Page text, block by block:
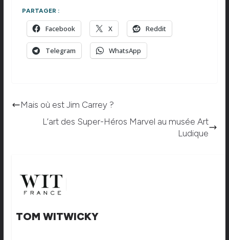
PARTAGER :
Facebook X Reddit
Telegram WhatsApp
Mais où est Jim Carrey ?
L’art des Super-Héros Marvel au musée Art
Ludique
TOM WITWICKY